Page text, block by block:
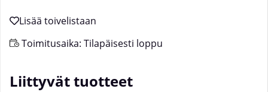
Toimitusaika: Tilapäisesti loppu
Liittyvät tuotteet